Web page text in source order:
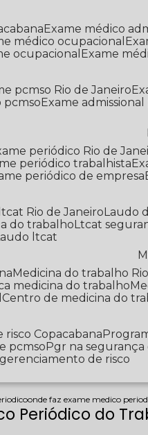
Exame médico
médico ocupacional
ocupacional
Exame
pcmso Rio de Janeiro
pcmso Exame
periódico Rio de
periódico trabalhista
periódico de empresa
Rio de Janeiro Laudo
do trabalho Ltcat
Laudo ltcat
Medicina do trabalho
medicina do trabalho
Centro de medicina do
risco Copacabana
e pcmso Pgr na
gerenciamento de risco
onde faz exame medico
Periódico do